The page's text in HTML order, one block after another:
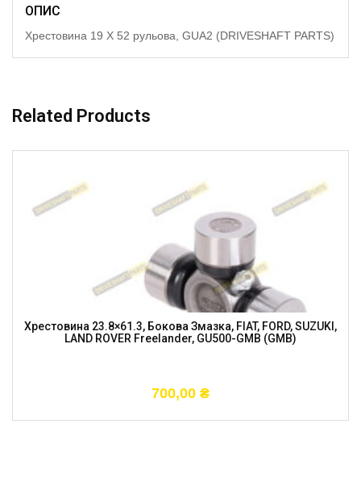
ОПИС
Хрестовина 19 X 52 рульова, GUA2 (DRIVESHAFT PARTS)
Related Products
Хрестовина 23.8×61.3, Бокова Змазка, FIAT, FORD, SUZUKI,
LAND ROVER Freelander, GU500-GMB (GMB)
700,00 ₴